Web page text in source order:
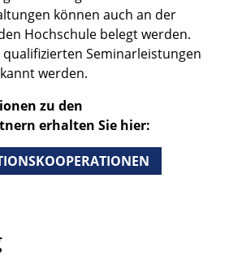
können auch an der
Hochschule belegt werden.
qualifizierten Seminarleistungen
werden.
zu den
erhalten Sie hier: